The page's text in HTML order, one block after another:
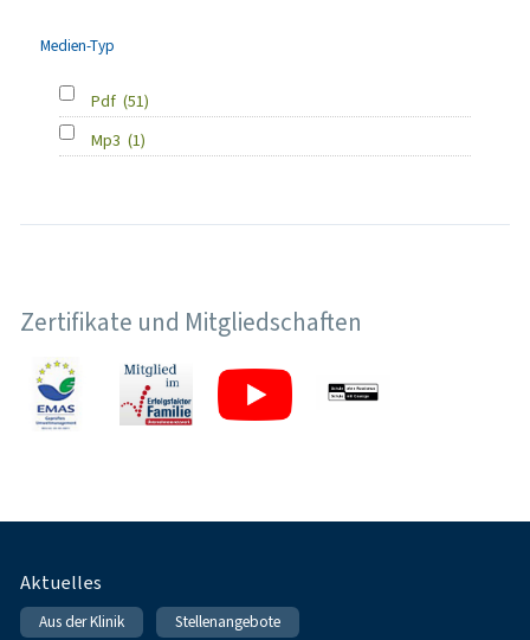
Medien-Typ
Pdf (51)
Mp3 (1)
Zertifikate und Mitgliedschaften
Fußnavigation
Aktuelles
Aus der Klinik Stellenangebote